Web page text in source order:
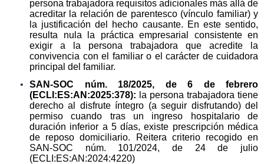
persona trabajadora requisitos adicionales más allá de
acreditar la relación de parentesco (vínculo familiar) y
la justificación del hecho causante. En este sentido,
resulta nula la práctica empresarial consistente en
exigir a la persona trabajadora que acredite la
convivencia con el familiar o el carácter de cuidadora
principal del familiar.
SAN-SOC núm. 18/2025, de 6 de febrero
(ECLI:ES:AN:2025:378): la persona trabajadora tiene
derecho al disfrute íntegro (a seguir disfrutando) del
permiso cuando tras un ingreso hospitalario de
duración inferior a 5 días, existe prescripción médica
de reposo domiciliario. Reitera criterio recogido en
SAN-SOC núm. 101/2024, de 24 de julio
(ECLI:ES:AN:2024:4220)